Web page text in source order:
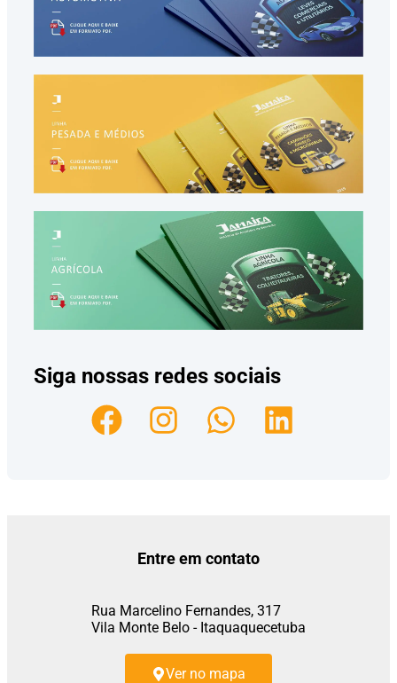
Siga nossas redes sociais
Entre em contato
Rua Marcelino Fernandes, 317
Vila Monte Belo - Itaquaquecetuba
Ver no mapa